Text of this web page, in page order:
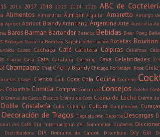
2016 2017 2018 2023 2024 2026 ABC de
Alimentos Almendras Almíbar Alquilar Amaretto Amargo
Apricot Apricot Brandy Arándano Argentina Arte Australia
Bares Barman Bartender Batidos Bebidas Beer Pong
Bodegas Navarra Bombay Sapphire Borrachos Botellas Bourbon
Cacao Cachaça Café Cafetera Caipiras Calientes
Carne Casa Cata Cataluña Catering Cava Celebridades
Champagne Chef Cherry Brandy Chicago Forbidden Root Chile
Clases Clericó Club Coca Cola Cocina Cocinero
Colombia Comida Comprar Concursos Consejos Corcho
Crema de Cacao Blanco Crema de Coco Crema de Leche Crema
Cristalería Cuba Cubatas Cultura Cumpleaños
Decoración de Tragos Degustación Deporte Descargas
del Café Día Internacional del Sommelier Diabetes
Distribuidora DIY Domaine de Canton Drambuie Dry Gin